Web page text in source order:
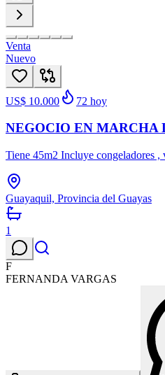
Venta
Nuevo
US$ 10.000 72 hoy
NEGOCIO EN MARCHA
Tiene 45m2 Incluye congeladores
Guayaquil, Provincia del Guayas
1
F
FERNANDA VARGAS